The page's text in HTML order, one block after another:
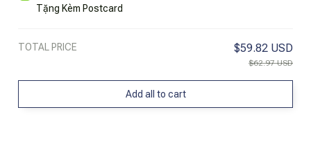
Tặng Kèm Postcard
TOTAL PRICE $59.82 USD
$62.97 USD
Add all to cart